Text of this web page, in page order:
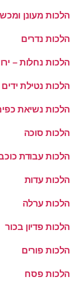
הלכות מעונן
הלכות נדרים
הלכות נחלות –
הלכות נטילת ידים
הלכות נשיאת
הלכות סוכה
הלכות עבודת
הלכות עדות
הלכות ערלה
הלכות פדיון בכור
הלכות פורים
הלכות פסח